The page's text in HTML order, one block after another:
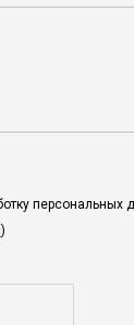
персональных
)